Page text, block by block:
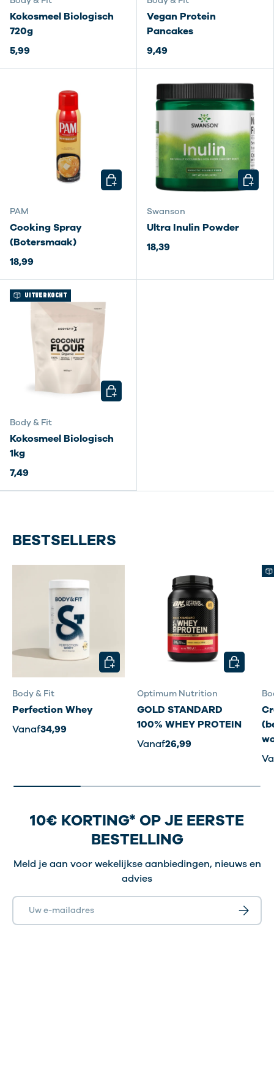
Kokosmeel Biologisch
720g
5,99
Vegan Protein
Pancakes
9,49
PAM
Cooking Spray
(Botersmaak)
18,99
KIES MOGELIJKHEDEN
Swanson
Ultra Inulin Powder
18,39
KIES
UITVERKOCHT
Body & Fit
Kokosmeel Biologisch
1kg
7,49
KIES MOGELIJKHEDEN
BESTSELLERS
Body & Fit
Perfection Whey
Vanaf34,99
KIES MOGELIJKHEDEN
Optimum Nutrition
GOLD STANDARD
100% WHEY PROTEIN
Vanaf26,99
KIES
10€ KORTING* OP JE EERSTE
BESTELLING
Meld je aan voor wekelijkse aanbiedingen, nieuws en
advies
E-mailadres